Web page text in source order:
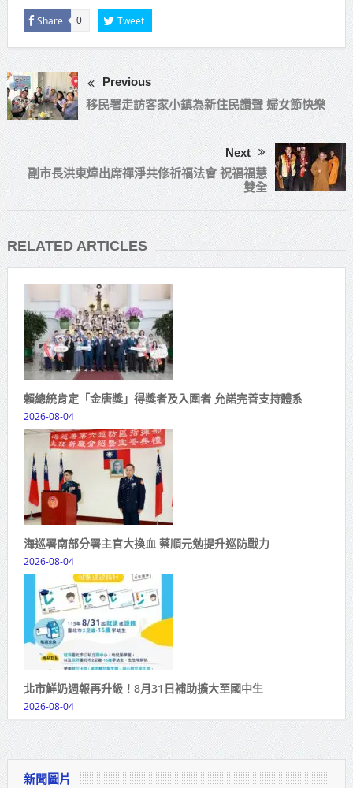
Share 0 Tweet
Previous
移民署走訪客家小鎮為新住民讚聲 婦女節快樂
Next
副市長洪東煒出席禪淨共修祈福法會 祝福福慧
雙全
RELATED ARTICLES
賴總統肯定「金唐獎」得獎者及入圍者 允諾完善支持體系
2026-08-04
海巡署南部分署主官大換血 蔡順元勉提升巡防戰力
2026-08-04
北市鮮奶週報再升級！8月31日補助擴大至國中生
2026-08-04
新聞圖片